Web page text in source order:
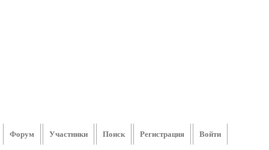
Форум Участники Поиск Регистрация Войти